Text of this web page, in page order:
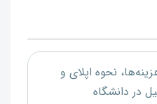
نحوه اپلای و
در دانشگاه